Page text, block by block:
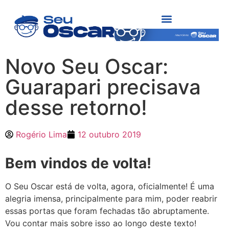
Novo Seu Oscar:
Guarapari precisava
desse retorno!
Rogério Lima 12 outubro 2019
Bem vindos de volta!
O Seu Oscar está de volta, agora, oficialmente! É uma
alegria imensa, principalmente para mim, poder reabrir
essas portas que foram fechadas tão abruptamente.
Vou contar mais sobre isso ao longo deste texto!